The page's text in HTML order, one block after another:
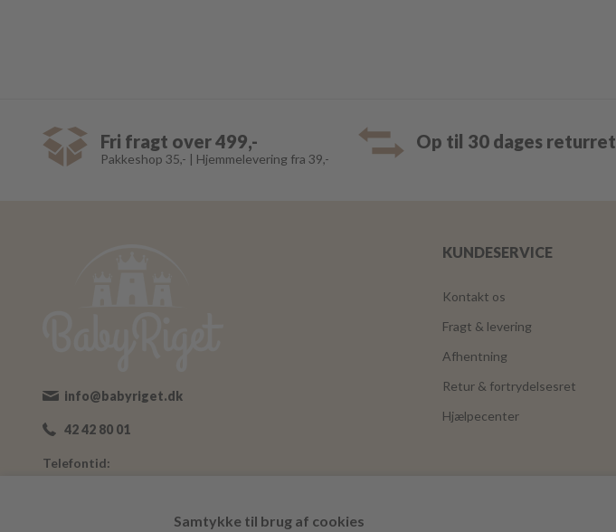
Samtykke til brug af cookies
Fri fragt over 499,-
Pakkeshop 35,- | Hjemmelevering fra 39,-
Op til 30 dages returret
info@babyriget.dk
42 42 80 01
Telefontid:
KUNDESERVICE
Kontakt os
Fragt & levering
Afhentning
Retur & fortrydelsesret
Hjælpecenter